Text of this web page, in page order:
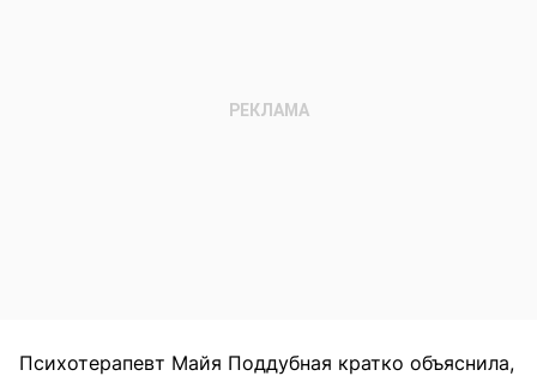
Психотерапевт Майя Поддубная кратко объяснила,